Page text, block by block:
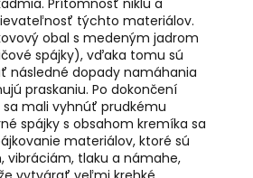
Prítomnosť niklu a
týchto materiálov.
obal s medeným jadrom
spájky), vďaka tomu sú
následné dopady namáhania
praskaniu. Po dokončení
mali vyhnúť prudkému
spájky s obsahom kremíka sa
materiálov, ktoré sú
vibráciám, tlaku a námahe,